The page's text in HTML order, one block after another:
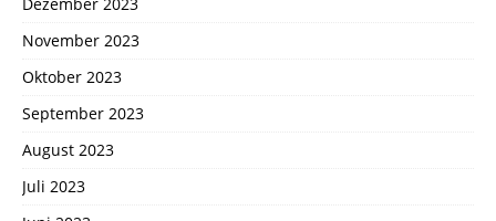
November 2023
Oktober 2023
September 2023
August 2023
Juli 2023